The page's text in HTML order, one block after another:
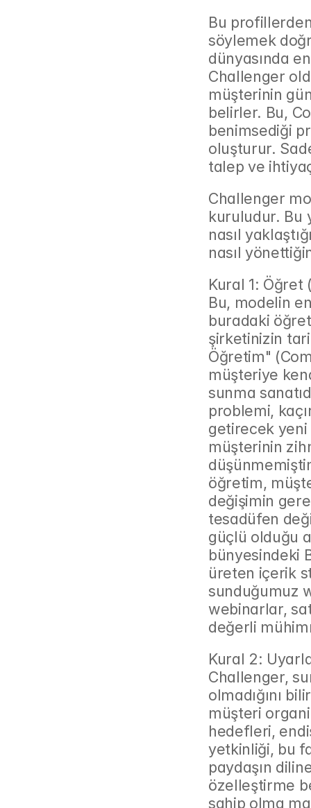
Bu
söylemek
dünyasında
Challenger
müşterinin
belirler. Bu,
benimsediği
oluşturur.
talep ve
Challenger
kuruludur. Bu
nasıl
nasıl
Kural 1: Öğret
Bu, modelin
buradaki
şirketinizin
Öğretim"
müşteriye
sunma
problemi,
getirecek
müşterinin
öğretim,
değişimin
tesadüfen
güçlü olduğu
bünyesindeki
üreten içerik
sunduğumuz
webinarlar,
değerli
Kural 2:
Challenger,
olmadığını
müşteri
hedefleri,
yetkinliği, bu
paydaşın
özelleştirme
sahip olma